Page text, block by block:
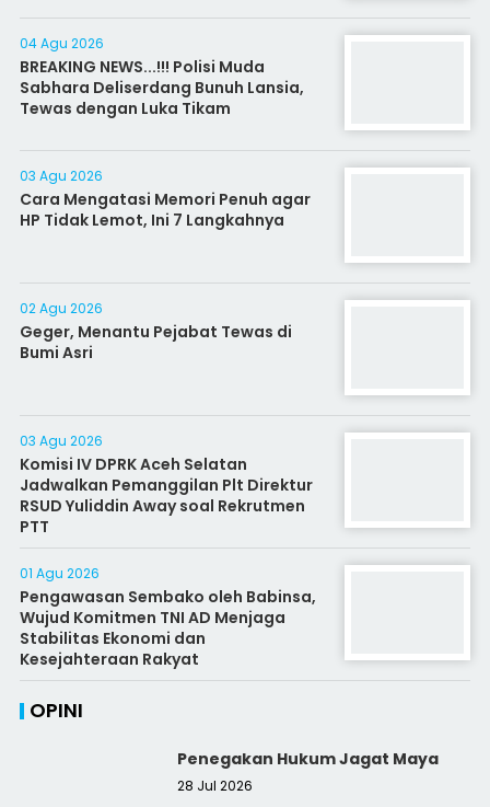
04 Agu 2026
BREAKING NEWS...!!! Polisi Muda
Sabhara Deliserdang Bunuh Lansia,
Tewas dengan Luka Tikam
03 Agu 2026
Cara Mengatasi Memori Penuh agar
HP Tidak Lemot, Ini 7 Langkahnya
02 Agu 2026
Geger, Menantu Pejabat Tewas di
Bumi Asri
03 Agu 2026
Komisi IV DPRK Aceh Selatan
Jadwalkan Pemanggilan Plt Direktur
RSUD Yuliddin Away soal Rekrutmen
PTT
01 Agu 2026
Pengawasan Sembako oleh Babinsa,
Wujud Komitmen TNI AD Menjaga
Stabilitas Ekonomi dan
Kesejahteraan Rakyat
OPINI
Penegakan Hukum Jagat Maya
28 Jul 2026